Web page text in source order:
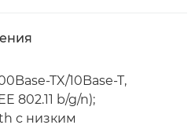
TX/10Base-T,
802.11 b/g/n);
с низким